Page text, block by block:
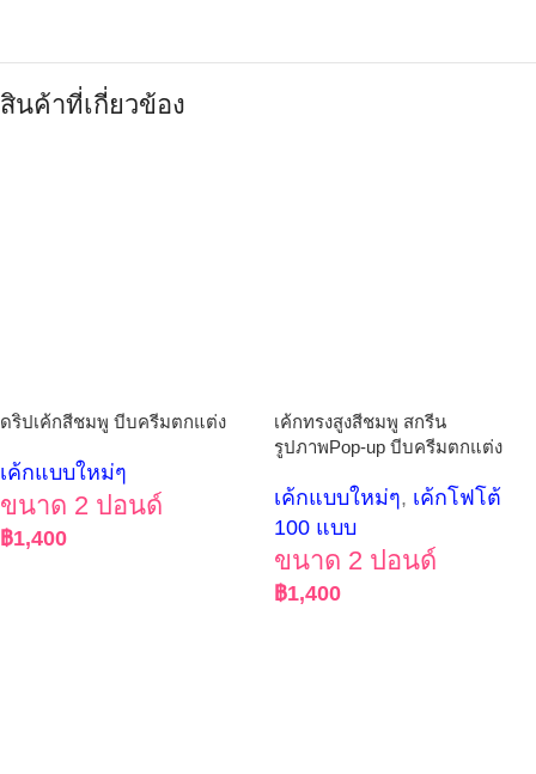
สินค้าที่เกี่ยวข้อง
ดริปเค้กสีชมพู บีบครีมตกแต่ง
เค้กแบบใหม่ๆ
ขนาด 2 ปอนด์
฿1,400
เค้กทรงสูงสีชมพู สกรีน
รูปภาพPop-up บีบครีมตกแต่ง
เค้กแบบใหม่ๆ, เค้กโฟโต้
100 แบบ
ขนาด 2 ปอนด์
฿1,400